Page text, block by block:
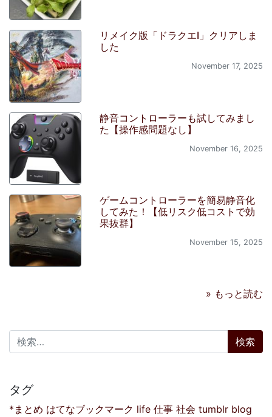
リメイク版「ドラクエI」クリアしま
した
November 17, 2025
静音コントローラーも試してみまし
た【操作感問題なし】
November 16, 2025
ゲームコントローラーを簡易静音化
してみた！【低リスク低コストで効
果抜群】
November 15, 2025
» もっと読む
検索:
タグ
*まとめ はてなブックマーク life 仕事 社会 tumblr blog